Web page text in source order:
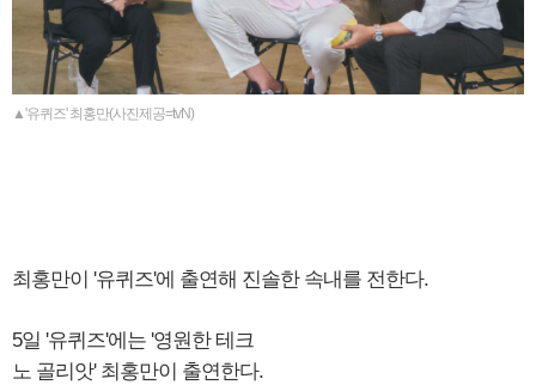
▲'유퀴즈' 최홍만(사진제공=tvN)
최홍만이 '유퀴즈'에 출연해 진솔한 속내를 전한다.
5일 '유퀴즈'에는 '영원한 테크
노 골리앗' 최홍만이 출연한다.